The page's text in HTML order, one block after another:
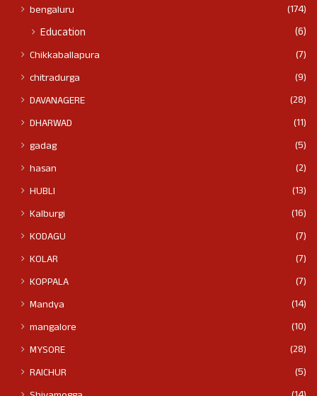
bengaluru
(174)
Education (6)
Chikkaballapura
(7)
chitradurga
(9)
DAVANAGERE
(28)
DHARWAD
(11)
gadag
(5)
hasan
(2)
HUBLI
(13)
Kalburgi
(16)
KODAGU
(7)
KOLAR
(7)
KOPPALA
(7)
Mandya
(14)
mangalore
(10)
MYSORE
(28)
RAICHUR
(5)